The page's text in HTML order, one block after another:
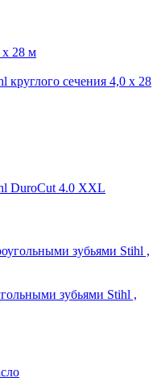
круглого сечения 4,0 x 28
DuroCut 4.0 XXL
зубьями Stihl ,